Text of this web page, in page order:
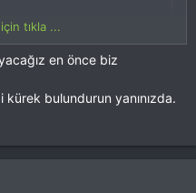
tıkla ...
uçak bizim...
oraya
tıkla ...
en önce biz
bulundurun yanınızda.